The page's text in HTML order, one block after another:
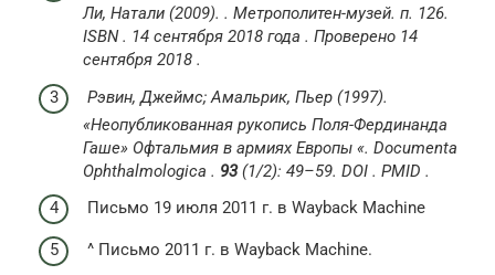
Ли, Натали (2009). . Метрополитен-музей. п. 126.
ISBN. 14 сентября 2018 года . Проверено 14
сентября 2018 .
Рэвин, Джеймс; Амальрик, Пьер (1997).
«Неопубликованная рукопись Поля-Фердинанда
Гаше» Офтальмия в армиях Европы «. Documenta
Ophthalmologica . 93(1/2): 49–59. DOI . PMID .
Письмо 19 июля 2011 г. в Wayback Machine
^ Письмо 2011 г. в Wayback Machine.